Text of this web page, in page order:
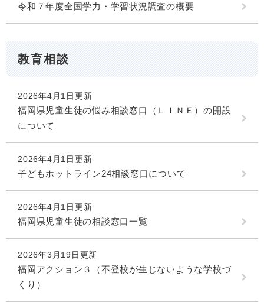
令和７年度全国学力・学習状況調査の概要
教育相談
2026年4月1日更新
福岡県児童生徒の悩み相談窓口（ＬＩＮＥ）の開設
について
2026年4月1日更新
子どもホットライン24相談窓口について
2026年4月1日更新
福岡県児童生徒の相談窓口一覧
2026年3月19日更新
福岡アクション３（不登校が生じないような学校づ
くり）